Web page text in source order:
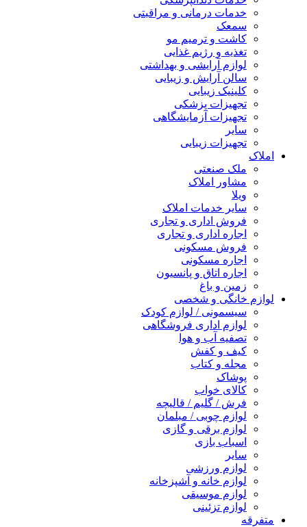
خدمات درمانی و مراقبتی
سمعک
کاشت و ترمیم مو
تغذیه و رژیم غذایی
لوازم آرایشی و بهداشتی
سالن آرایش و زیبایی
کلینیک زیبایی
تجهیزات پزشکی
تجهیزات آزمایشگاهی
سایر
تجهیزات زیبایی
املاک
ملک صنعتی
مشاور املاک
ویلا
سایر خدمات املاک
فروش اداری و تجاری
اجاره اداری و تجاری
فروش مسکونی
اجاره مسکونی
اجاره اتاق و پانسیون
زمین و باغ
لوازم خانگی و شخصی
سیسمونی / لوازم کودک
لوازم اداری فروشگاهی
تصفیه آب و هوا
کیف و کفش
مجله و کتاب
پوشاک
کالای خواب
فرش / گلیم / قالیچه
لوازم چوبی / مبلمان
لوازم برقی و گازی
اسباب بازی
سایر
لوازم ورزشی
لوازم خانه و آشپزخانه
لوازم موسیقی
لوازم تزئینی
متفرقه